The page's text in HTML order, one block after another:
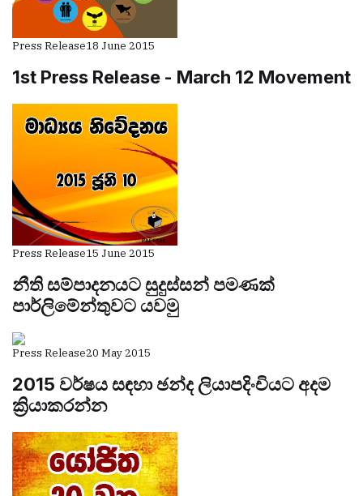
Press Release18 June 2015
1st Press Release - March 12 Movement
Press Release15 June 2015
නීති සම්පාදනයට සුදුස්සන් පමණක්
පාර්ලිමේන්තුවට යවමු
Press Release20 May 2015
2015 වර්ෂය සඳහා ඡන්ද ලියාපදිංචියට අදම
ක්‍රියාකරන්න